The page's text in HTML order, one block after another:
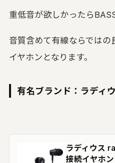
重低音が欲しかったら
音質含めて有線ならでは
イヤホンとなります。
有名ブランド：ラディ
ラディウス
接続イヤホ